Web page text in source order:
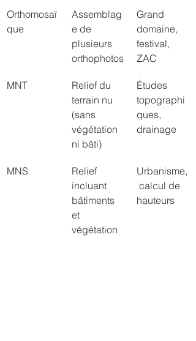
Orthomosaï
que
Assemblag
e de
plusieurs
orthophotos
Grand
domaine,
festival,
ZAC
MNT
Relief du
terrain nu
(sans
végétation
ni bâti)
Études
topographi
ques,
drainage
MNS
Relief
incluant
bâtiments
et
végétation
Urbanisme,
calcul de
hauteurs